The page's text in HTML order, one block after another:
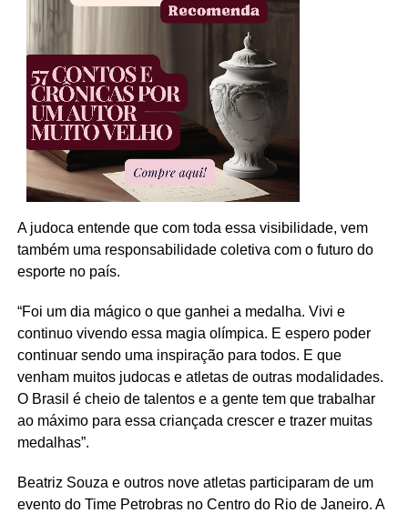
A judoca entende que com toda essa visibilidade, vem
também uma responsabilidade coletiva com o futuro do
esporte no país.
“Foi um dia mágico o que ganhei a medalha. Vivi e
continuo vivendo essa magia olímpica. E espero poder
continuar sendo uma inspiração para todos. E que
venham muitos judocas e atletas de outras modalidades.
O Brasil é cheio de talentos e a gente tem que trabalhar
ao máximo para essa criançada crescer e trazer muitas
medalhas”.
Beatriz Souza e outros nove atletas participaram de um
evento do Time Petrobras no Centro do Rio de Janeiro. A